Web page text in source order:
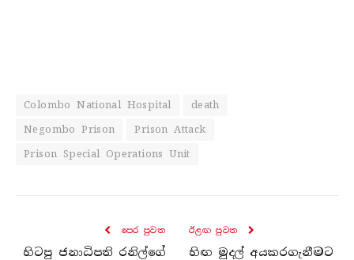
Colombo National Hospital
death
Negombo Prison
Prison Attack
Prison Special Operations Unit
පෙර පුව​ත
හිටපු ජනාධිපති රනිල්ගේ
ඊළඟ පුව​ත
හිඟ මුදල් අයකරගැනීමට